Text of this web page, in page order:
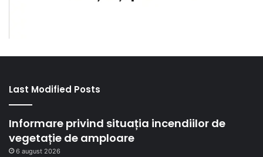
Last Modified Posts
Informare privind situația incendiilor de
vegetație de amploare
6 august 2026